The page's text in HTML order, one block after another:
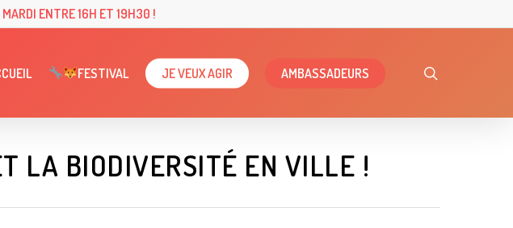
ENTRE 16H ET 19H30 !
FESTIVAL JE VEUX AGIR AMBASSADEURS
LA BIODIVERSITÉ EN VILLE !